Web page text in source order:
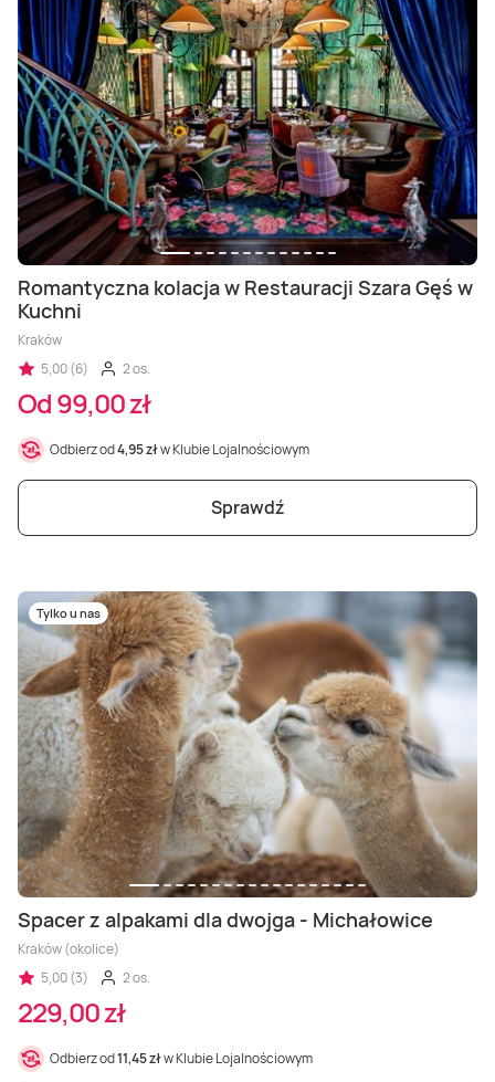
Romantyczna kolacja w Restauracji Szara Gęś w
Kuchni
Kraków
5,00 (6)
2 os.
Od 99,00 zł
Odbierz od4,95 złw Klubie Lojalnościowym
Sprawdź
Tylko u nas
Spacer z alpakami dla dwojga - Michałowice
Kraków (okolice)
5,00 (3)
2 os.
229,00 zł
Odbierz od11,45 złw Klubie Lojalnościowym